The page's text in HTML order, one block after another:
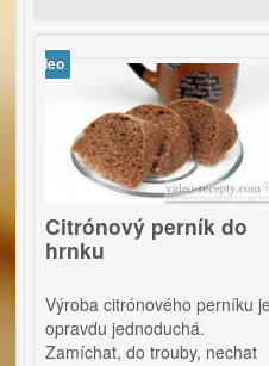
perník do
citrónového perníku je
jednoduchá.
do trouby, nechat
video